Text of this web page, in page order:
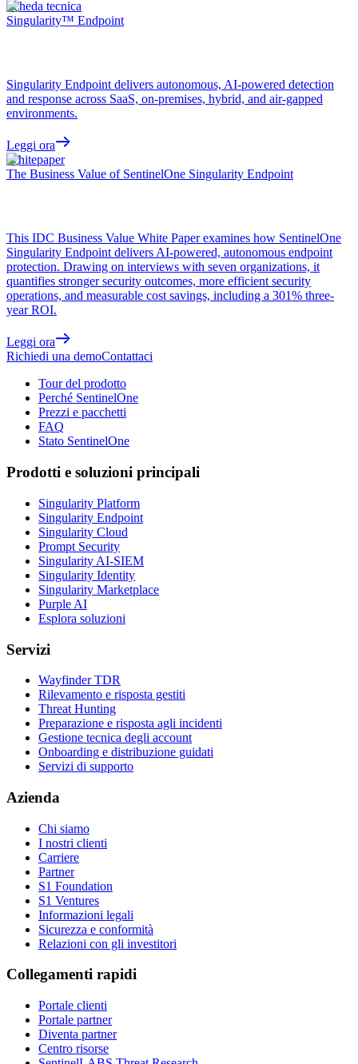
Scheda tecnica
Singularity™ Endpoint
Singularity Endpoint delivers autonomous, AI-powered detection
and response across SaaS, on-premises, hybrid, and air-gapped
environments.
Leggi ora
Whitepaper
The Business Value of SentinelOne Singularity Endpoint
This IDC Business Value White Paper examines how SentinelOne
Singularity Endpoint delivers AI-powered, autonomous endpoint
protection. Drawing on interviews with seven organizations, it
quantifies stronger security outcomes, more efficient security
operations, and measurable cost savings, including a 301% three-
year ROI.
Leggi ora
Richiedi una demoContattaci
Tour del prodotto
Perché SentinelOne
Prezzi e pacchetti
FAQ
Stato SentinelOne
Prodotti e soluzioni principali
Singularity Platform
Singularity Endpoint
Singularity Cloud
Prompt Security
Singularity AI-SIEM
Singularity Identity
Singularity Marketplace
Purple AI
Esplora soluzioni
Servizi
Wayfinder TDR
Rilevamento e risposta gestiti
Threat Hunting
Preparazione e risposta agli incidenti
Gestione tecnica degli account
Onboarding e distribuzione guidati
Servizi di supporto
Azienda
Chi siamo
I nostri clienti
Carriere
Partner
S1 Foundation
S1 Ventures
Informazioni legali
Sicurezza e conformità
Relazioni con gli investitori
Collegamenti rapidi
Portale clienti
Portale partner
Diventa partner
Centro risorse